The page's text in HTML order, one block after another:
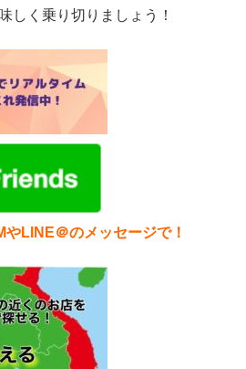
るんだけど、このお店のためにだけ足を運んでるwおすす
に、最近見つけたこちらは秀逸。本来アイスクリーム屋さん
しく乗り切りましょう！
LINE＠のメッセージで！